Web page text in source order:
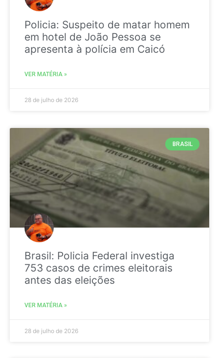
Policia: Suspeito de matar homem
em hotel de João Pessoa se
apresenta à polícia em Caicó
VER MATÉRIA »
28 de julho de 2026
BRASIL
Brasil: Policia Federal investiga
753 casos de crimes eleitorais
antes das eleições
VER MATÉRIA »
28 de julho de 2026